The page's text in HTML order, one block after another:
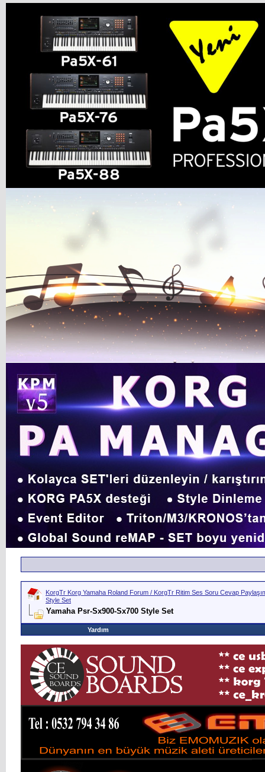
KorgTr Korg Yamaha Roland Forum / KorgTr Ritim Ses Soru Cevap
Style Set
Yamaha Psr-Sx900-Sx700 Style Set
Yardım